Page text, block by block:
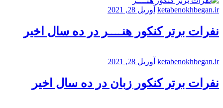
ketabenokhbegan.ir آوریل 28, 2021
نفرات برتر کنکور هنــــر در ده سال اخیر
ketabenokhbegan.ir آوریل 28, 2021
نفرات برتر کنکور زبان در ده سال اخیر